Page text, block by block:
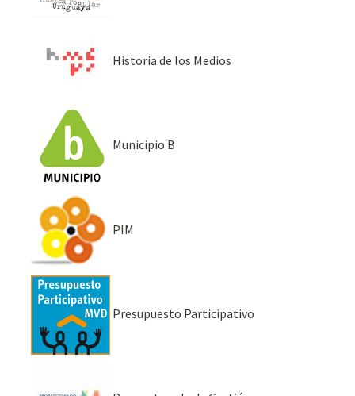
Historia de los Medios
Municipio B
PIM
Presupuesto Participativo